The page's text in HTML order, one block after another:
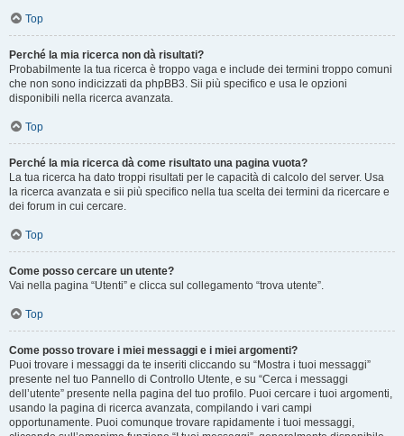
Top
Perché la mia ricerca non dà risultati?
Probabilmente la tua ricerca è troppo vaga e include dei termini troppo comuni
che non sono indicizzati da phpBB3. Sii più specifico e usa le opzioni
disponibili nella ricerca avanzata.
Top
Perché la mia ricerca dà come risultato una pagina vuota?
La tua ricerca ha dato troppi risultati per le capacità di calcolo del server. Usa
la ricerca avanzata e sii più specifico nella tua scelta dei termini da ricercare e
dei forum in cui cercare.
Top
Come posso cercare un utente?
Vai nella pagina “Utenti” e clicca sul collegamento “trova utente”.
Top
Come posso trovare i miei messaggi e i miei argomenti?
Puoi trovare i messaggi da te inseriti cliccando su “Mostra i tuoi messaggi”
presente nel tuo Pannello di Controllo Utente, e su “Cerca i messaggi
dell’utente” presente nella pagina del tuo profilo. Puoi cercare i tuoi argomenti,
usando la pagina di ricerca avanzata, compilando i vari campi
opportunamente. Puoi comunque trovare rapidamente i tuoi messaggi,